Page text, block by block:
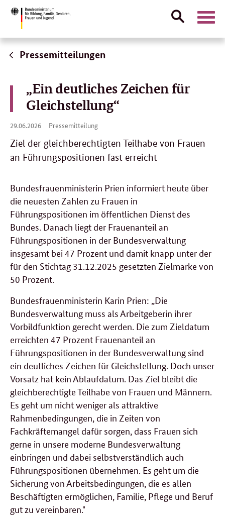
Direktlink:
Suche
Pressemitteilungen
„Ein deutliches Zeichen für
Gleichstellung“
29.06.2026 29.
2026
Pressemitteilung
Ziel der gleichberechtigten Teilhabe von Frauen
an Führungspositionen fast erreicht
Bundesfrauenministerin Prien informiert heute über
die neuesten Zahlen zu Frauen in
Führungspositionen im öffentlichen Dienst des
Bundes. Danach liegt der Frauenanteil an
Führungspositionen in der Bundesverwaltung
insgesamt bei 47 Prozent und damit knapp unter der
für den Stichtag 31.12.2025 gesetzten Zielmarke von
50 Prozent.
Bundesfrauenministerin Karin Prien: „Die
Bundesverwaltung muss als Arbeitgeberin ihrer
Vorbildfunktion gerecht werden. Die zum Zieldatum
erreichten 47 Prozent Frauenanteil an
Führungspositionen in der Bundesverwaltung sind
ein deutliches Zeichen für Gleichstellung. Doch unser
Vorsatz hat kein Ablaufdatum. Das Ziel bleibt die
gleichberechtigte Teilhabe von Frauen und Männern.
Es geht um nicht weniger als attraktive
Rahmenbedingungen, die in Zeiten von
Fachkräftemangel dafür sorgen, dass Frauen sich
gerne in unsere moderne Bundesverwaltung
einbringen und dabei selbstverständlich auch
Führungspositionen übernehmen. Es geht um die
Sicherung von Arbeitsbedingungen, die es allen
Beschäftigten ermöglichen, Familie, Pflege und Beruf
gut zu vereinbaren."